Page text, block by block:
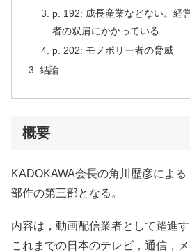
p. 192: 成長産業などない。経
者の双肩にかかっている
p. 202: モノポリー者の脅威
結論
概要
KADOKAWA会長の角川歴彦によ
部作の第三部となる。
内容は，動画配信業者として躍進
これまでの日本のテレビ，通信，